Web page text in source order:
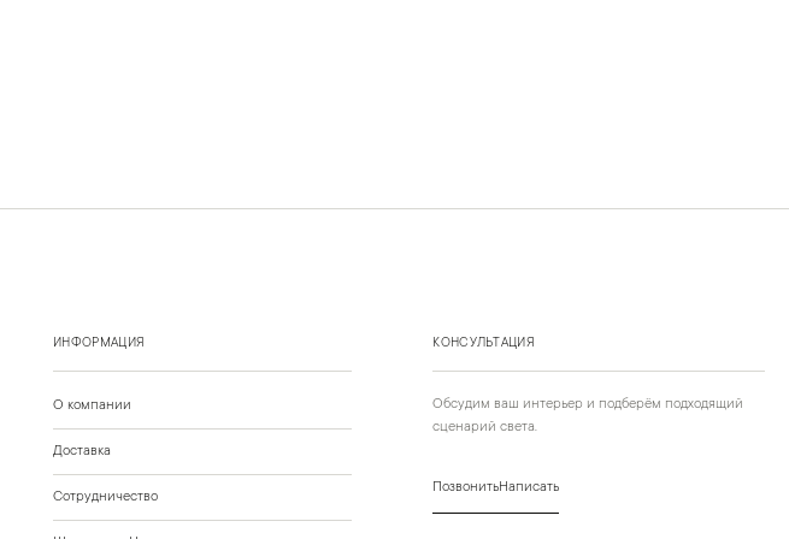
КОНСУЛЬТАЦИЯ
Обсудим ваш интерьер и подберём подходящий
сценарий света.
ПозвонитьНаписать
ИНФОРМАЦИЯ
О компании
Доставка
Сотрудничество